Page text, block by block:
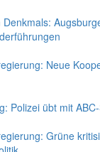
Neue
Poli­zei übt mit
Grüne